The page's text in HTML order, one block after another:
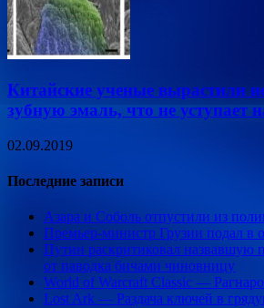
Китайские ученые вырастили
зубную эмаль, что не уступает
02.09.2019
Последние записи
Азара и Соболь отпустили из
Премьер-министр Грузии подал в
Путин раскритиковал назвавшую
от паводка бичами чиновницу
World of Warcraft Classic —
Lost Ark — Раздача ключей в